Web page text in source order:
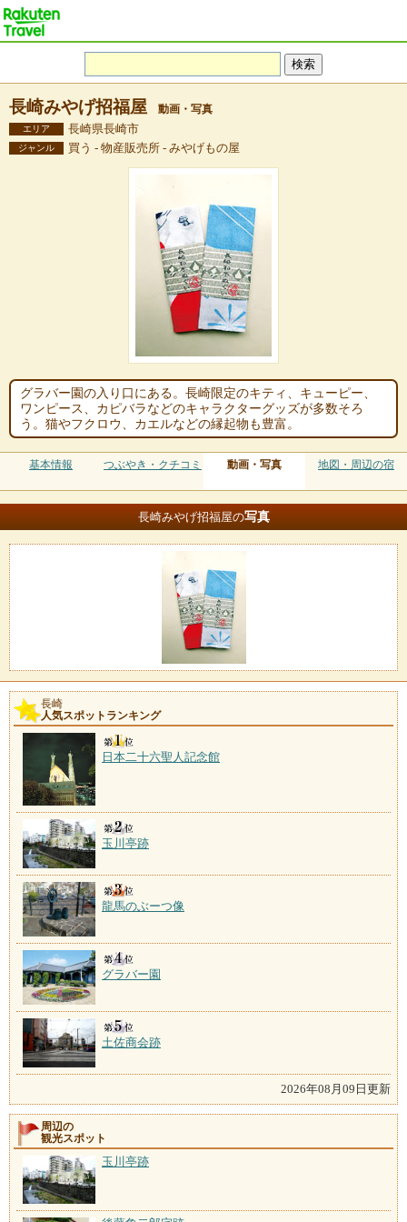
長崎みやげ招福屋 動画・写真
エリア 長崎県長崎市
ジャンル 買う - 物産販売所 - みやげもの屋
グラバー園の入り口にある。長崎限定のキティ、キューピー、
ワンピース、カピバラなどのキャラクターグッズが多数そろ
う。猫やフクロウ、カエルなどの縁起物も豊富。
基本情報 つぶやき・クチコミ 動画・写真 地図・周辺の宿
長崎みやげ招福屋の写真
長崎
人気スポットランキング
日本二十六聖人記念館
玉川亭跡
龍馬のぶーつ像
グラバー園
土佐商会跡
2026年08月09日更新
周辺の
観光スポット
玉川亭跡